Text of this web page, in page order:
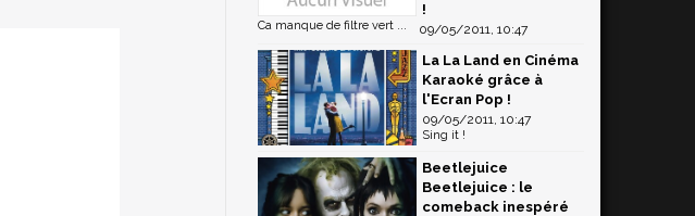
!
09/05/2011, 10:47
Ca manque de filtre vert ...
La La Land en Cinéma
Karaoké grâce à
l'Ecran Pop !
09/05/2011, 10:47
Sing it !
Beetlejuice
Beetlejuice : le
comeback inespéré